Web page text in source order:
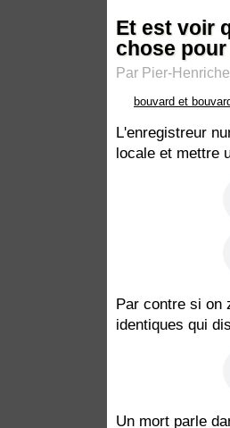
Et est voir
chose
Par Pier-
bouvard et
L'enregistreur
locale et mettre
Par contre si on
identiques qui
Un mort parle